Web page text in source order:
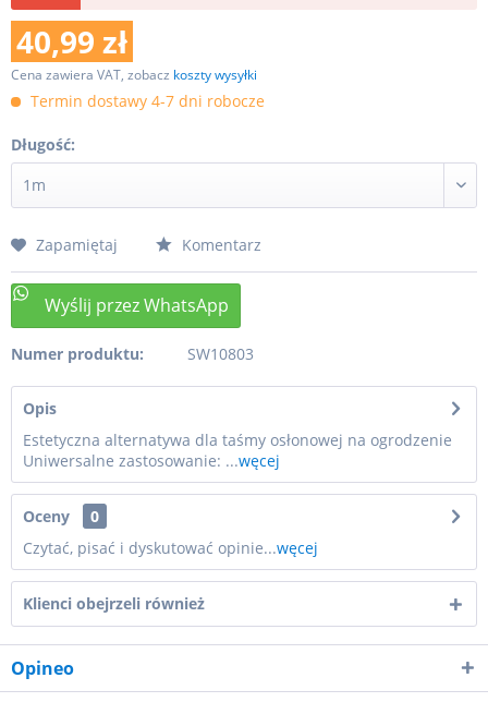
40,99 zł
Cena zawiera VAT, zobacz koszty wysyłki
Termin dostawy 4-7 dni robocze
Długość:
Zapamiętaj Komentarz
Numer produktu: SW10803
Opis
Estetyczna alternatywa dla taśmy osłonowej na ogrodzenie
Uniwersalne zastosowanie: ...węcej
Oceny
0
Czytać, pisać i dyskutować opinie...węcej
Klienci obejrzeli również
Opineo